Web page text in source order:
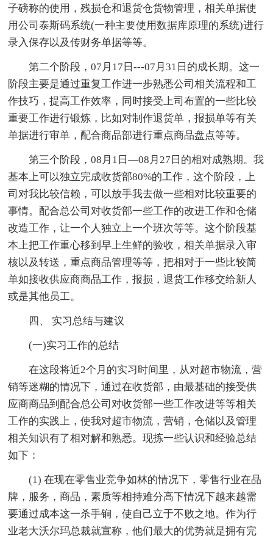
子磅称的使用，残损仓和退货仓货物管理，相关单据使
用公司泰斯码系统(一种主要使用数据库原理的系统)进行
录入保存以及传财务单据等等。
第二个阶段，07月17日---07月31日的成长期。这一
阶段主要是通过重复工作进一步熟悉公司相关流程和工
作技巧，提高工作效率，同时接受上司布置的一些比较
重要工作进行锻炼，比如对制作退货单，报损单等有关
单据进行审单，配合商品部进行重点商品盘点等等。
第三个阶段，08月1日—08月27日的相对成熟期。我
基本上可以独立完成收货部80%的工作，这个阶段，上
司对我比较信赖，可以放手我去做一些相对比较重要的
事情。配合总公司对收货部一些工作的改进工作和仓储
改造工作，让一个人独立上一个班次等等。这个阶段基
本上把工作重心移到早上生鲜的验收，相关单据录入审
核以及转送，重点商品管理等等，把相对于一些比较简
单如接收供应商商品工作，报损，退货工作移交给新人
或是其他员工。
四、 实习总结与建议
(一)实习工作的总结
在这段将近2个月的实习时间里，从对超市物流，营
销等迷糊的情况下，通过在收货部，由最基础的接受供
应商商品到配合总公司对收货部一些工作改进等等相关
工作的实践上，使我对超市物流，营销，仓储以及管理
相关知识有了相对解和熟悉。现拣一些认识和经验总结
如下：
(1) 在现在零售业竞争如林的情况下，零售行业在品
牌，服务，商品，素质等相持难分高下情况下越来越需
要通过成本这一杀手锏，使自己立于不败之地。作为行
业老大沃尔玛总裁就宣称，他们最大的优势就是拥有完